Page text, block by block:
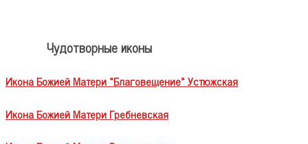
Чудотворные иконы
Икона Божией Матери «Благовещение» Устюжская
Икона Божией Матери Гребневская